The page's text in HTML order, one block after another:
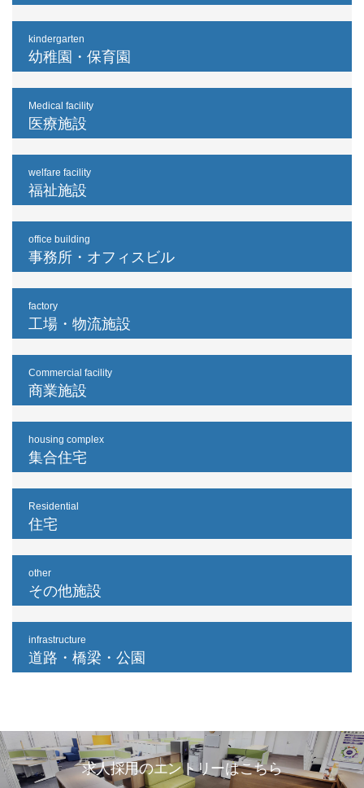
kindergarten
幼稚園・保育園
Medical facility
医療施設
welfare facility
福祉施設
office building
事務所・オフィスビル
factory
工場・物流施設
Commercial facility
商業施設
housing complex
集合住宅
Residential
住宅
other
その他施設
infrastructure
道路・橋梁・公園
求人採用のエントリーはこちら